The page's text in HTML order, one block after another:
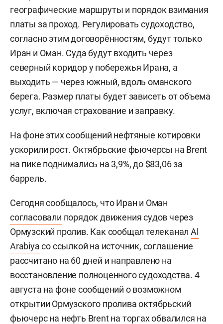
географические маршруты и порядок взимания
платы за проход. Регулировать судоходство,
согласно этим договорённостям, будут только
Иран и Оман. Суда будут входить через
северный коридор у побережья Ирана, а
выходить — через южный, вдоль оманского
берега. Размер платы будет зависеть от объема
услуг, включая страхование и заправку.
На фоне этих сообщений нефтяные котировки
ускорили рост. Октябрьские фьючерсы на Brent
на пике поднимались на 3,9%, до $83,06 за
баррель.
Сегодня сообщалось, что Иран и Оман
согласовали порядок движения судов через
Ормузский пролив. Как сообщал телеканал Al
Arabiyaсо ссылкой на источник, соглашение
рассчитано на 60 дней и направлено на
восстановление полноценного судоходства. 4
августа на фоне сообщений о возможном
открытии Ормузского пролива октябрьский
фьючерс на нефть Brent на торгахобвалился на